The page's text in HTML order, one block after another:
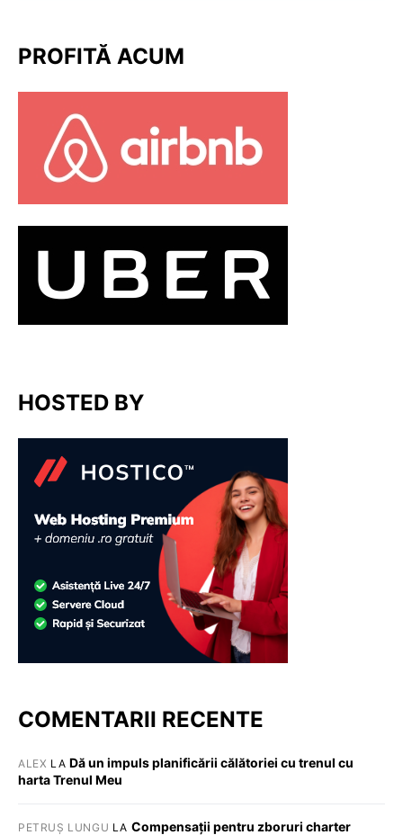
PROFITĂ ACUM
HOSTED BY
COMENTARII RECENTE
ALEX LA Dă un impuls planificării călătoriei cu trenul cu
harta Trenul Meu
PETRUȘ LUNGU LA Compensații pentru zboruri charter